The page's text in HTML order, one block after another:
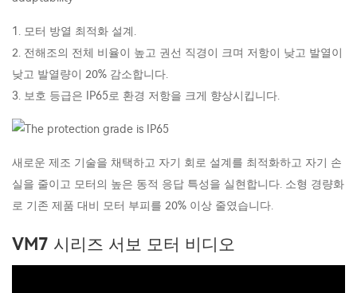
1. 모터 방열 최적화 설계.
2. 전해조의 전체 비율이 높고 권선 직경이 크며 저항이 낮고 발열이
낮고 발열량이 20% 감소합니다.
3. 보호 등급은 IP65로 환경 저항을 크게 향상시킵니다.
새로운 제조 기술을 채택하고 자기 회로 설계를 최적화하고 자기 손
실을 줄이고 모터의 높은 동적 응답 특성을 실현합니다. 소형 경량화
로 기존 제품 대비 모터 부피를 20% 이상 줄였습니다.
VM7 시리즈 서보 모터 비디오